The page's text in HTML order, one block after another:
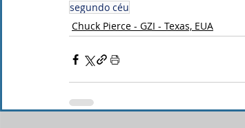
segundo céu
Chuck Pierce - GZI - Texas, EUA